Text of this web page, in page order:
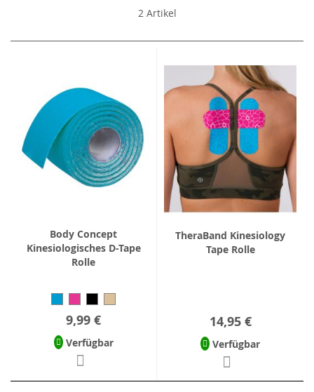
2Artikel
Body Concept
Kinesiologisches D-Tape
Rolle
9,99 €
Verfügbar
TheraBand Kinesiology
Tape Rolle
14,95 €
Verfügbar